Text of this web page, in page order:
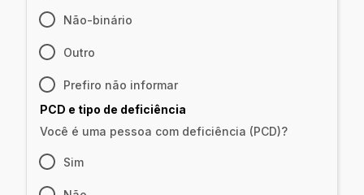
Não-binário
Outro
Prefiro não informar
PCD e tipo de deficiência
Você é uma pessoa com deficiência (PCD)?
Sim